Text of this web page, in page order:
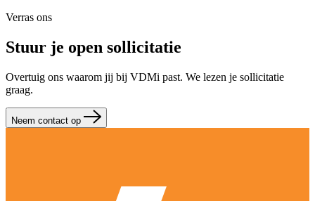
Verras ons
Stuur je open sollicitatie
Overtuig ons waarom jij bij VDMi past. We lezen je sollicitatie
graag.
Neem contact op